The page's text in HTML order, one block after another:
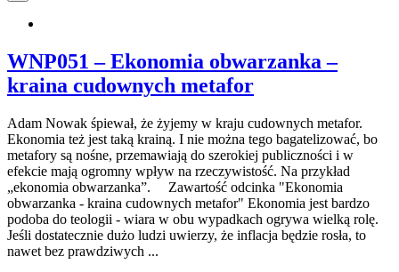
WNP051 – Ekonomia obwarzanka –
kraina cudownych metafor
Adam Nowak śpiewał, że żyjemy w kraju cudownych metafor.
Ekonomia też jest taką krainą. I nie można tego bagatelizować, bo
metafory są nośne, przemawiają do szerokiej publiczności i w
efekcie mają ogromny wpływ na rzeczywistość. Na przykład
„ekonomia obwarzanka”. Zawartość odcinka "Ekonomia
obwarzanka - kraina cudownych metafor" Ekonomia jest bardzo
podoba do teologii - wiara w obu wypadkach ogrywa wielką rolę.
Jeśli dostatecznie dużo ludzi uwierzy, że inflacja będzie rosła, to
nawet bez prawdziwych ...